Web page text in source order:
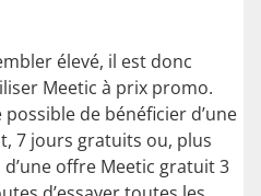
élevé, il est donc
Meetic à prix promo.
de bénéficier d’une
7 jours gratuits ou, plus
offre Meetic gratuit 3